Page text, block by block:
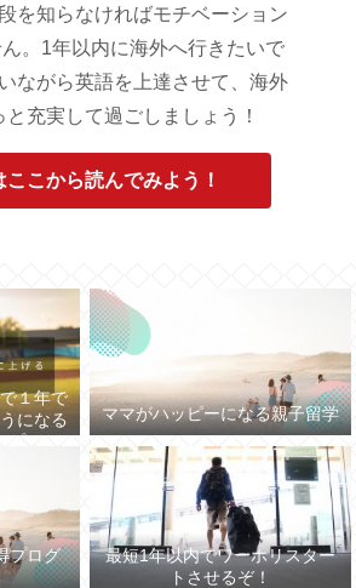
を知らなければモチベーション
。1年以内に海外へ行きたいで
ながら英語を上達させて、海外
充実して過ごしましょう！
ここから読んでみよう！
１年で
になる
プ
ママがハッピーになる親子留学
プログ
最短1年以内でワーホリスター
トさせるぞ！